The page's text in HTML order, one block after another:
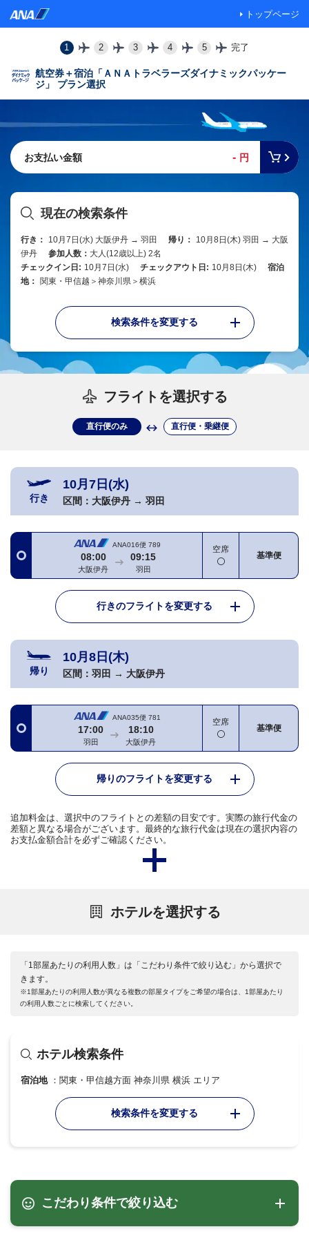
トップページ
1 2 3 4 5 完了
航空券＋宿泊「ＡＮＡトラベラーズダイナミックパッケー
ジ」 プラン選択
お支払い金額 - 円
現在の検索条件
行き： 10月7日(水) 大阪伊丹 → 羽田 帰り：
10月8日(木) 羽田 → 大阪
伊丹
参加人数： 大人(12歳以上) 2名
チェックイン日: 10月7日(水) チェックアウト日: 10月8日(木)
宿泊
地：
関東・甲信越＞神奈川県＞横浜
検索条件を変更する
フライトを選択する
直行便のみ 直行便・乗継便
行き
10月7日(水)
区間： 大阪伊丹 → 羽田
ANA016便 789
08:00
大阪伊丹
09:15
羽田
空席
基準便
行きのフライトを変更する
帰り
10月8日(木)
区間： 羽田 → 大阪伊丹
ANA035便 781
17:00
羽田
18:10
大阪伊丹
空席
基準便
帰りのフライトを変更する
追加料金は、選択中のフライトとの差額の目安です。実際の旅行代金の
差額と異なる場合がございます。最終的な旅行代金は現在の選択内容の
お支払金額合計を必ずご確認ください。
ホテルを選択する
「1部屋あたりの利用人数」は「こだわり条件で絞り込む」から選択で
きます。
※1部屋あたりの利用人数が異なる複数の部屋タイプをご希望の場合は、1部屋あたり
の利用人数ごとに検索してください。
ホテル検索条件
宿泊地 関東・甲信越方面 神奈川県 横浜 エリア
検索条件を変更する
こだわり条件で絞り込む